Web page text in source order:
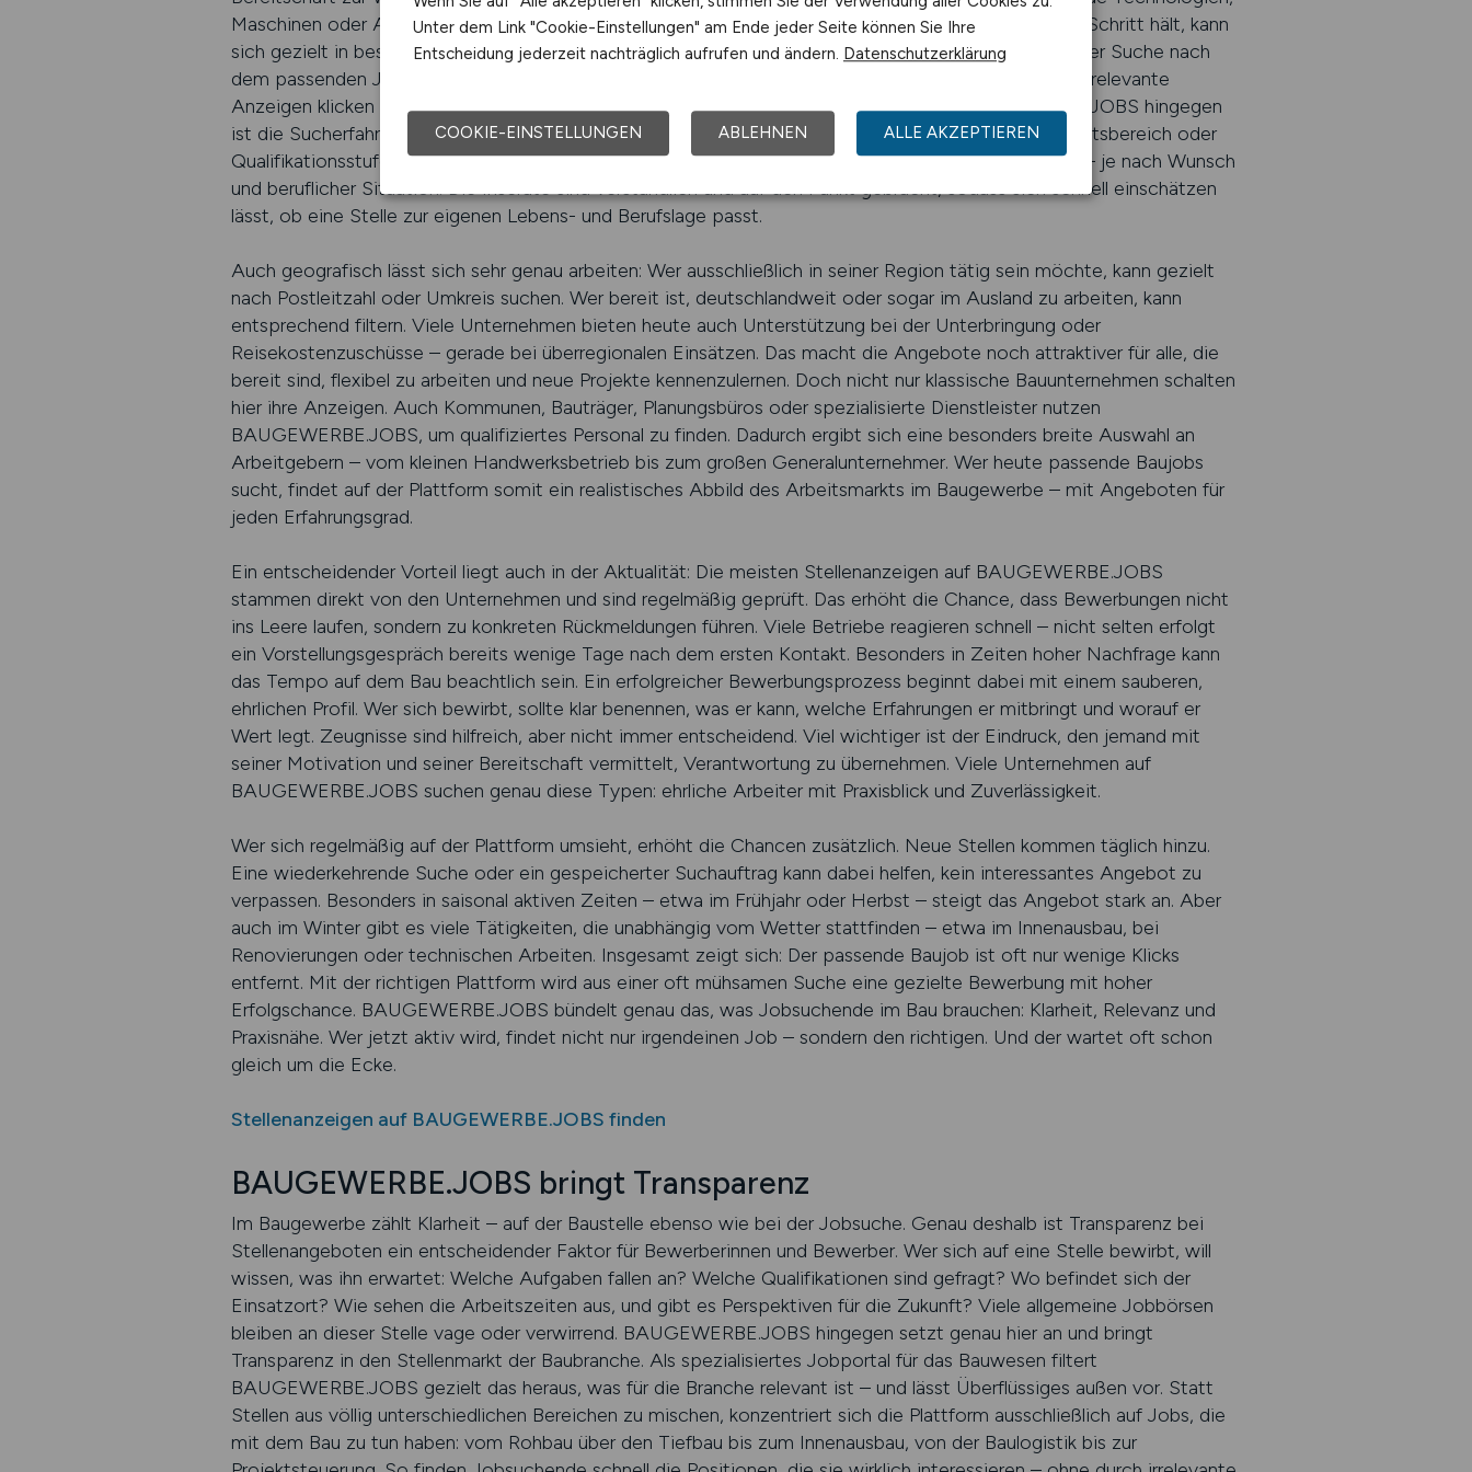
Maschinen oder Arbeitsmethoden sind. Der Bau wandelt sich – und mit ihm die Anforderungen. Wer Schritt hält, kann
sich gezielt in besser bezahlte und verantwortungsvollere Positionen hinein entwickeln. Gerade bei der Suche nach
dem passenden Job kommt es auf eine gute Vorauswahl an. Niemand möchte sich durch hunderte irrelevante
Anzeigen klicken oder auf undurchsichtigen Plattformen den Überblick verlieren. Auf BAUGEWERBE.JOBS hingegen
ist die Sucherfahrung klar und strukturiert. Die Plattform bietet Filter nach Region, Berufsfeld, Tätigkeitsbereich oder
Qualifikationsstufe. So finden sich gezielt Angebote für Helfer, Facharbeiter, Meister oder Bauleiter – je nach Wunsch
und beruflicher Situation. Die Inserate sind verständlich und auf den Punkt gebracht, sodass sich schnell einschätzen
lässt, ob eine Stelle zur eigenen Lebens- und Berufslage passt.
Auch geografisch lässt sich sehr genau arbeiten: Wer ausschließlich in seiner Region tätig sein möchte, kann gezielt
nach Postleitzahl oder Umkreis suchen. Wer bereit ist, deutschlandweit oder sogar im Ausland zu arbeiten, kann
entsprechend filtern. Viele Unternehmen bieten heute auch Unterstützung bei der Unterbringung oder
Reisekostenzuschüsse – gerade bei überregionalen Einsätzen. Das macht die Angebote noch attraktiver für alle, die
bereit sind, flexibel zu arbeiten und neue Projekte kennenzulernen. Doch nicht nur klassische Bauunternehmen schalten
hier ihre Anzeigen. Auch Kommunen, Bauträger, Planungsbüros oder spezialisierte Dienstleister nutzen
BAUGEWERBE.JOBS, um qualifiziertes Personal zu finden. Dadurch ergibt sich eine besonders breite Auswahl an
Arbeitgebern – vom kleinen Handwerksbetrieb bis zum großen Generalunternehmer. Wer heute passende Baujobs
sucht, findet auf der Plattform somit ein realistisches Abbild des Arbeitsmarkts im Baugewerbe – mit Angeboten für
jeden Erfahrungsgrad.
Ein entscheidender Vorteil liegt auch in der Aktualität: Die meisten Stellenanzeigen auf BAUGEWERBE.JOBS
stammen direkt von den Unternehmen und sind regelmäßig geprüft. Das erhöht die Chance, dass Bewerbungen nicht
ins Leere laufen, sondern zu konkreten Rückmeldungen führen. Viele Betriebe reagieren schnell – nicht selten erfolgt
ein Vorstellungsgespräch bereits wenige Tage nach dem ersten Kontakt. Besonders in Zeiten hoher Nachfrage kann
das Tempo auf dem Bau beachtlich sein. Ein erfolgreicher Bewerbungsprozess beginnt dabei mit einem sauberen,
ehrlichen Profil. Wer sich bewirbt, sollte klar benennen, was er kann, welche Erfahrungen er mitbringt und worauf er
Wert legt. Zeugnisse sind hilfreich, aber nicht immer entscheidend. Viel wichtiger ist der Eindruck, den jemand mit
seiner Motivation und seiner Bereitschaft vermittelt, Verantwortung zu übernehmen. Viele Unternehmen auf
BAUGEWERBE.JOBS suchen genau diese Typen: ehrliche Arbeiter mit Praxisblick und Zuverlässigkeit.
Wer sich regelmäßig auf der Plattform umsieht, erhöht die Chancen zusätzlich. Neue Stellen kommen täglich hinzu.
Eine wiederkehrende Suche oder ein gespeicherter Suchauftrag kann dabei helfen, kein interessantes Angebot zu
verpassen. Besonders in saisonal aktiven Zeiten – etwa im Frühjahr oder Herbst – steigt das Angebot stark an. Aber
auch im Winter gibt es viele Tätigkeiten, die unabhängig vom Wetter stattfinden – etwa im Innenausbau, bei
Renovierungen oder technischen Arbeiten. Insgesamt zeigt sich: Der passende Baujob ist oft nur wenige Klicks
entfernt. Mit der richtigen Plattform wird aus einer oft mühsamen Suche eine gezielte Bewerbung mit hoher
Erfolgschance. BAUGEWERBE.JOBS bündelt genau das, was Jobsuchende im Bau brauchen: Klarheit, Relevanz und
Praxisnähe. Wer jetzt aktiv wird, findet nicht nur irgendeinen Job – sondern den richtigen. Und der wartet oft schon
gleich um die Ecke.
Stellenanzeigen auf BAUGEWERBE.JOBS finden
BAUGEWERBE.JOBS bringt Transparenz
Im Baugewerbe zählt Klarheit – auf der Baustelle ebenso wie bei der Jobsuche. Genau deshalb ist Transparenz bei
Stellenangeboten ein entscheidender Faktor für Bewerberinnen und Bewerber. Wer sich auf eine Stelle bewirbt, will
wissen, was ihn erwartet: Welche Aufgaben fallen an? Welche Qualifikationen sind gefragt? Wo befindet sich der
Einsatzort? Wie sehen die Arbeitszeiten aus, und gibt es Perspektiven für die Zukunft? Viele allgemeine Jobbörsen
bleiben an dieser Stelle vage oder verwirrend. BAUGEWERBE.JOBS hingegen setzt genau hier an und bringt
Transparenz in den Stellenmarkt der Baubranche. Als spezialisiertes Jobportal für das Bauwesen filtert
BAUGEWERBE.JOBS gezielt das heraus, was für die Branche relevant ist – und lässt Überflüssiges außen vor. Statt
Stellen aus völlig unterschiedlichen Bereichen zu mischen, konzentriert sich die Plattform ausschließlich auf Jobs, die
mit dem Bau zu tun haben: vom Rohbau über den Tiefbau bis zum Innenausbau, von der Baulogistik bis zur
Unter dem Link "Cookie-Einstellungen" am Ende jeder Seite können Sie Ihre
Entscheidung jederzeit nachträglich aufrufen und ändern. Datenschutzerklärung
COOKIE-EINSTELLUNGEN ABLEHNEN ALLE AKZEPTIEREN